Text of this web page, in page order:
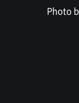
Photo